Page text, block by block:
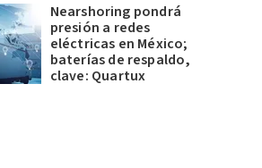
Nearshoring pondrá
presión a redes
eléctricas en México;
baterías de respaldo,
clave: Quartux